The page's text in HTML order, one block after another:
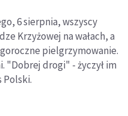
6 sierpnia, wszyscy
Krzyżowej na wałach, a
pielgrzymowanie.
"Dobrej drogi" - życzył im
Polski.